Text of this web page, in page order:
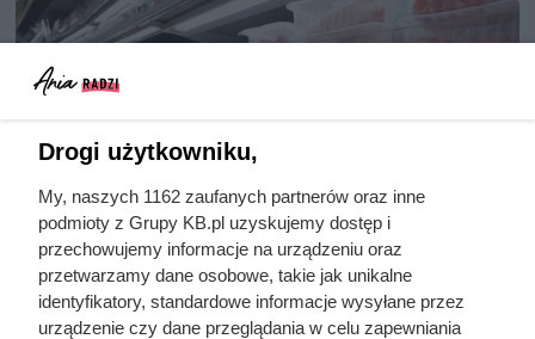
Drogi użytkowniku,
My, naszych 1162 zaufanych partnerów oraz inne
podmioty z Grupy KB.pl uzyskujemy dostęp i
przechowujemy informacje na urządzeniu oraz
przetwarzamy dane osobowe, takie jak unikalne
identyfikatory, standardowe informacje wysyłane przez
urządzenie czy dane przeglądania w celu zapewniania